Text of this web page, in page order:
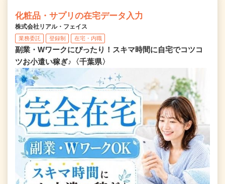
化粧品・サプリの在宅データ入力
株式会社リアル・フェイス
業務委託 登録制 在宅・内職
副業・Wワークにぴったり！スキマ時間に自宅でコツコ
ツお小遣い稼ぎ♪〈千葉県〉